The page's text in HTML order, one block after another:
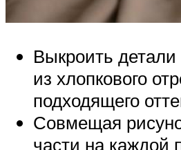
Выкроить детали
из хлопкового
подходящего
Совмещая
части на каждой